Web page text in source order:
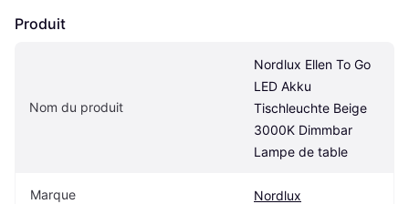
Produit
Nom du produit
Nordlux Ellen To Go
LED Akku
Tischleuchte Beige
3000K Dimmbar
Lampe de table
Marque Nordlux